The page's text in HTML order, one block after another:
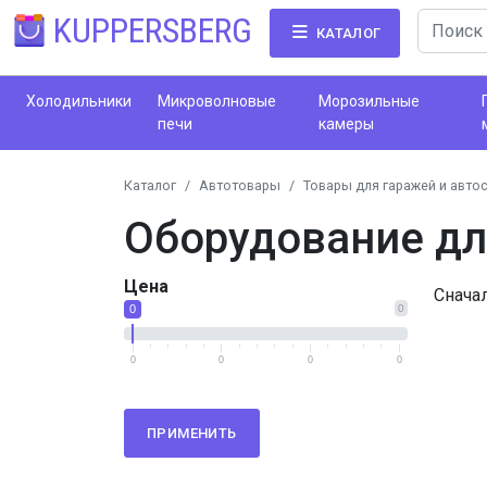
KUPPERSBERG КАТАЛОГ
Холодильники
Микроволновые
печи
Морозильные
камеры
Каталог Автотовары Товары для гаражей и
Оборудование
Цена
0
0
0 0 0 0
ПРИМЕНИТЬ